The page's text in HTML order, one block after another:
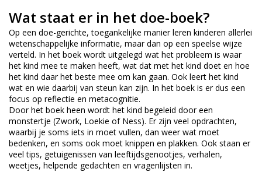
Wat staat er in het doe-boek?
Op een doe-gerichte, toegankelijke manier leren kinderen allerlei
wetenschappelijke informatie, maar dan op een speelse wijze
verteld. In het boek wordt uitgelegd wat het probleem is waar
het kind mee te maken heeft, wat dat met het kind doet en hoe
het kind daar het beste mee om kan gaan. Ook leert het kind
wat en wie daarbij van steun kan zijn. In het boek is er dus een
focus op reflectie en metacognitie.
Door het boek heen wordt het kind begeleid door een
monstertje (Zwork, Loekie of Ness). Er zijn veel opdrachten,
waarbij je soms iets in moet vullen, dan weer wat moet
bedenken, en soms ook moet knippen en plakken. Ook staan er
veel tips, getuigenissen van leeftijdsgenootjes, verhalen,
weetjes, helpende gedachten en vragenlijsten in.